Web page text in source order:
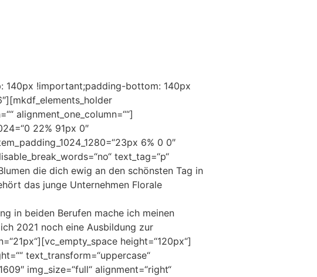
140px !important;padding-bottom: 140px
alignment_one_column=““]
22% 91px 0″
6% 0 0″
text_tag=“p“
die dich ewig an den schönsten Tag in
das junge Unternehmen Florale
in beiden Berufen mache ich meinen
2021 noch eine Ausbildung zur
height=“120px“]
text_transform=“uppercase“
img_size=“full“ alignment=“right“